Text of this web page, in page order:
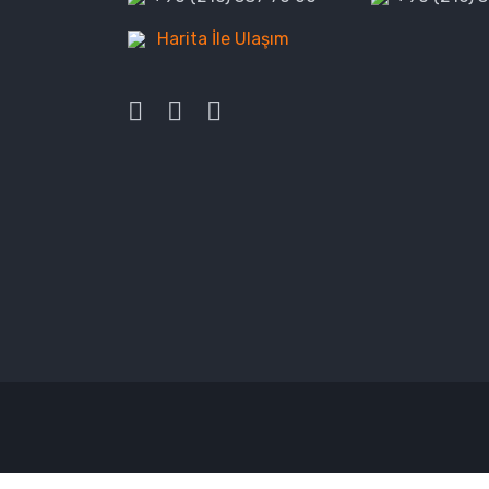
Harita İle Ulaşım